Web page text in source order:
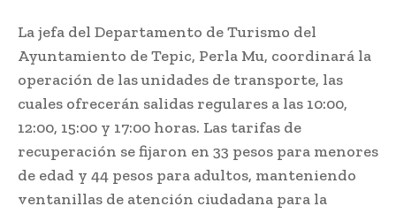
La jefa del Departamento de Turismo del
Ayuntamiento de Tepic, Perla Mu, coordinará la
operación de las unidades de transporte, las
cuales ofrecerán salidas regulares a las 10:00,
12:00, 15:00 y 17:00 horas. Las tarifas de
recuperación se fijaron en 33 pesos para menores
de edad y 44 pesos para adultos, manteniendo
ventanillas de atención ciudadana para la